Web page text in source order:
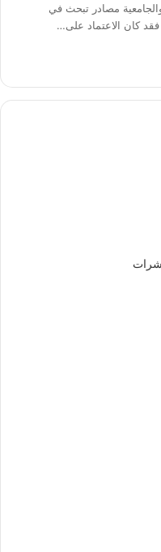
مصادر تبحث في
كان الاعتماد على…